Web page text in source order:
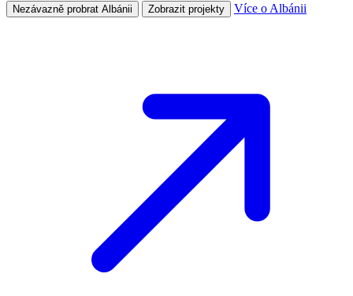
Nezávazně probrat Albánii Zobrazit projekty Více o Albánii